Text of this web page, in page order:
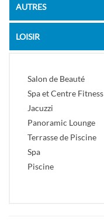
AUTRES
LOISIR
Salon de Beauté
Spa et Centre Fitness
Jacuzzi
Panoramic Lounge
Terrasse de Piscine
Spa
Piscine